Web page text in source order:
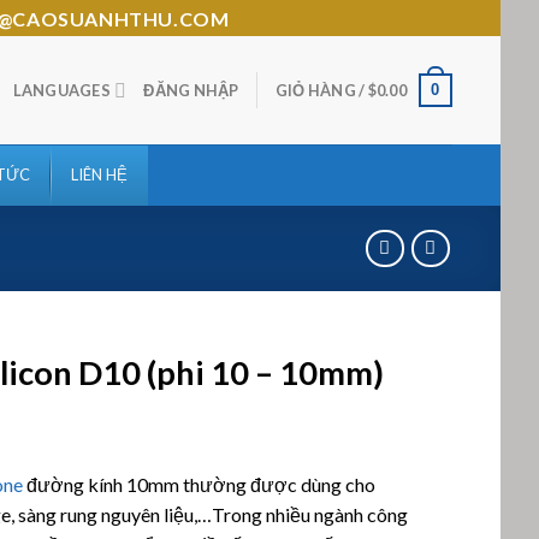
LANGUAGES ĐĂNG NHẬP GIỎ HÀNG /$0.00 0
LIÊN HỆ
D10 (phi 10 – 10mm)
đường kính 10mm thường được dùng cho
sàng rung nguyên liệu,…Trong nhiều ngành công